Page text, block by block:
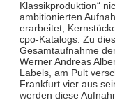
Klassikproduktion“
ambitionierten
erarbeitet,
cpo-Katalogs. Zu
Gesamtaufnahme
Werner Andreas
Labels, am Pult
Frankfurt vier aus
werden diese